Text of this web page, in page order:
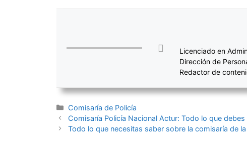
Licenciado en
Dirección de
Redactor de
Categorías
Comisaría de Policía
Navegación
de
Comisaría Policía Nacional Actur: Todo lo que
Todo lo que necesitas saber sobre la comisaría de